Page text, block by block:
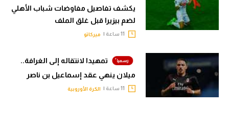
يكشف تفاصيل مفاوضات شباب الأهلي
لضم بيزيرا قبل غلق الملف
ميركاتو
تمهيدا لانتقاله إلى الغرافة..
ميلان ينهي عقد إسماعيل بن ناصر
الكرة الأوروبية